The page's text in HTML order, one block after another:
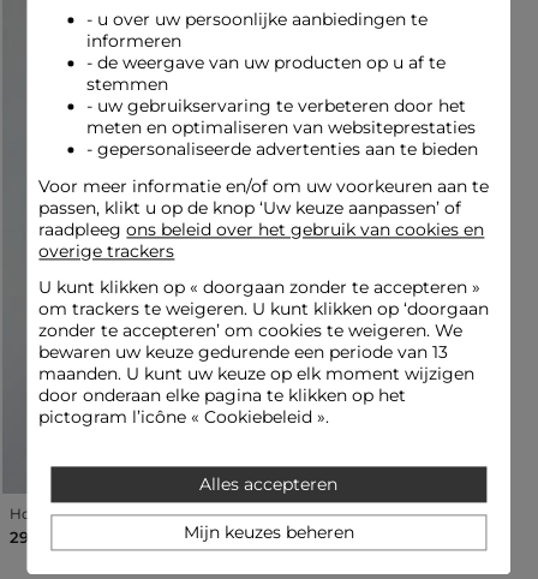
aansluitende top, aangevuld met enkellaarsjes met hakken
voor een verfijnde uitstraling.
Deze gestructureerde mantel combineert mooi met een
kokerrok en een vloeiende blouse, afgewerkt met een paar
overknee laarzen voor een gedurfde touch.
Onderhoudsadvies
Om deze mantel te onderhouden, was hem niet: wassen
wordt sterk afgeraden om de vezels te behouden. Als u hem
wilt strijken, kan dat op lage temperatuur (maximaal 110°):
vermijd echter het gebruik van stoom, want dat wordt sterk
afgeraden en kan de stof onherstelbaar beschadigen. Gebruik
tot slot geen wasdroger: ook dat wordt sterk afgeraden om de
vezels van het kledingstuk te beschermen.
Categorie :Halflange jassen vrouw
Kleur :Halflange jassen vrouw zwart
Hoge taille wijde jeans denim snow gris vrouw
29,00 €
- u over uw persoonlijke aanbiedingen te
informeren
- de weergave van uw producten op u af te
stemmen
- uw gebruikservaring te verbeteren door het
meten en optimaliseren van websiteprestaties
- gepersonaliseerde advertenties aan te bieden
Voor meer informatie en/of om uw voorkeuren aan te
passen, klikt u op de knop ‘Uw keuze aanpassen’ of
raadpleegons beleid over het gebruik van cookies en
overige trackers
U kunt klikken op « doorgaan zonder te accepteren»
om trackers te weigeren. U kunt klikken op ‘doorgaan
zonder te accepteren’ om cookies te weigeren. We
bewaren uw keuze gedurende een periode van 13
maanden. U kunt uw keuze op elk moment wijzigen
door onderaan elke pagina te klikken op het
pictogram l’icône « Cookiebeleid ».
Alles accepteren
Mijn keuzes beheren